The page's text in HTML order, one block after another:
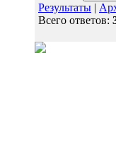
Результаты |
Всего ответов: